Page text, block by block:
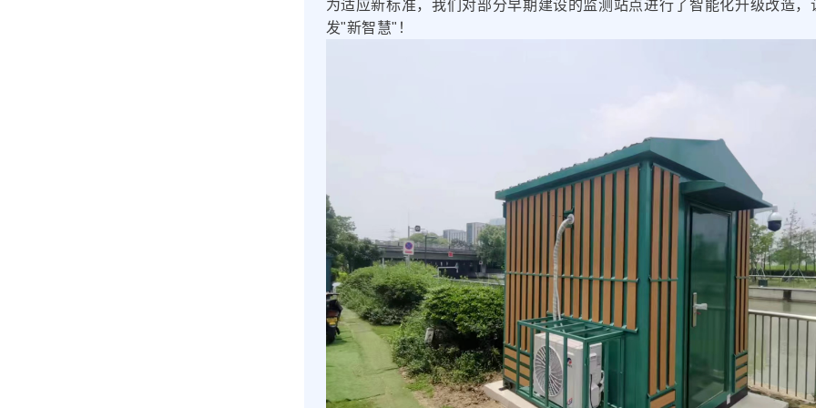
数据服务
为适应新标准，我们对部分早期建设的监测站点进行了智能化升级改造
发"新智慧"！